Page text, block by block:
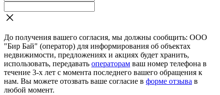
До получения вашего согласия, мы должны сообщить: ООО
"Бир Бай" (оператор) для информирования об объектах
недвижимости, предложениях и акциях будет хранить,
использовать, передавать операторам ваш номер телефона в
течение 3-х лет с момента последнего вашего обращения к
нам. Вы можете отозвать ваше согласие в форме отзыва в
любой момент.